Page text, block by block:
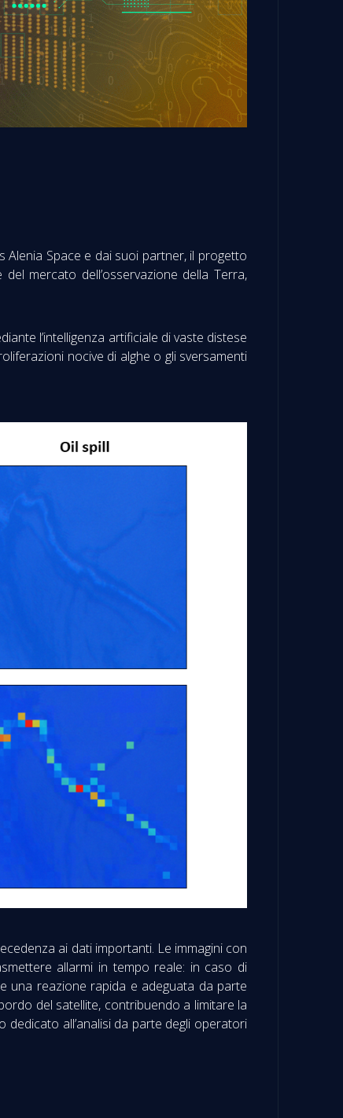
Alenia Space e dai suoi partner, il progetto
mercato dell’osservazione della Terra,
l’intelligenza artificiale di vaste distese
nocive di alghe o gli sversamenti
ai dati importanti. Le immagini con
allarmi in tempo reale: in caso di
una reazione rapida e adeguata da parte
del satellite, contribuendo a limitare la
all’analisi da parte degli operatori